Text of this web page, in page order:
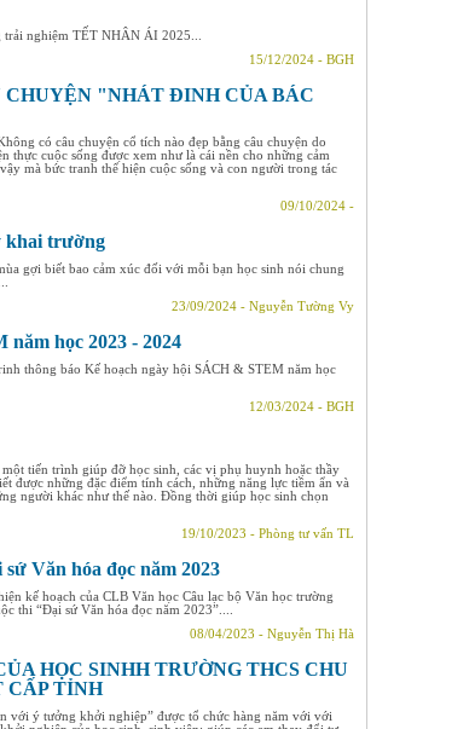
nghiệm TẾT NHÂN ÁI 2025...
15/12/2024 - BGH
"NHÁT ĐINH CỦA BÁC
có câu chuyện cổ tích nào đẹp bằng câu chuyện do
thực cuộc sống được xem như là cái nền cho những cảm
mà bức tranh thể hiện cuộc sống và con người trong tác
09/10/2024 -
khai trường
gợi biết bao cảm xúc đối với mỗi bạn học sinh nói chung
23/09/2024 - Nguyễn Tường Vy
học 2023 - 2024
thông báo Kế hoạch ngày hội SÁCH & STEM năm học
12/03/2024 - BGH
tiến trình giúp đỡ học sinh, các vị phụ huynh hoặc thầy
được những đặc điểm tính cách, những năng lực tiềm ẩn và
người khác như thế nào. Đồng thời giúp học sinh chọn
19/10/2023 - Phòng tư vấn TL
Văn hóa đọc năm 2023
kế hoạch của CLB Văn học Câu lạc bộ Văn học trường
thi “Đại sứ Văn hóa đọc năm 2023”....
08/04/2023 - Nguyễn Thị Hà
HỌC SINHH TRƯỜNG THCS CHU
CẤP TỈNH
với ý tưởng khởi nghiệp” được tổ chức hàng năm với với